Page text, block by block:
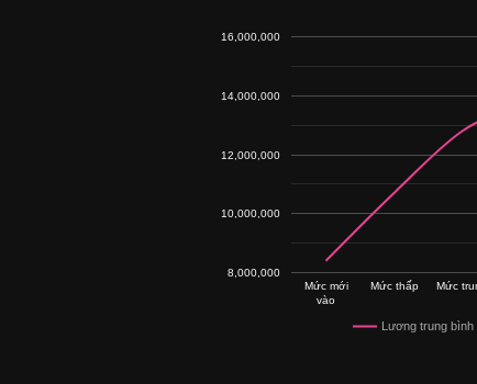
Lương trung
Mức mới
vào
Mức thấp Mức
8,000,000
10,000,000
12,000,000
14,000,000
16,000,000